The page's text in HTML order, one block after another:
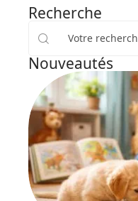
Recherche
Nouveautés